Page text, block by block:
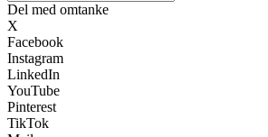
Del med omtanke
X
Facebook
Instagram
LinkedIn
YouTube
Pinterest
TikTok